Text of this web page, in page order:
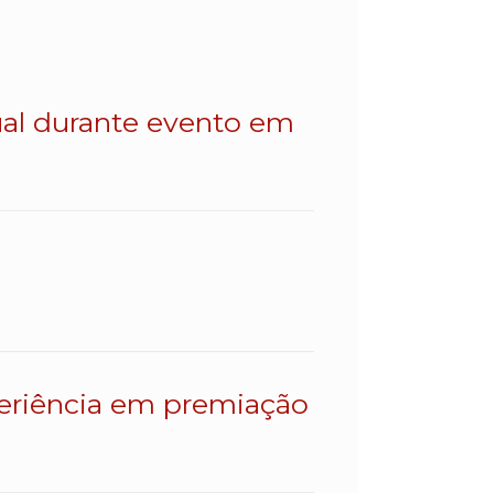
durante evento em
em premiação